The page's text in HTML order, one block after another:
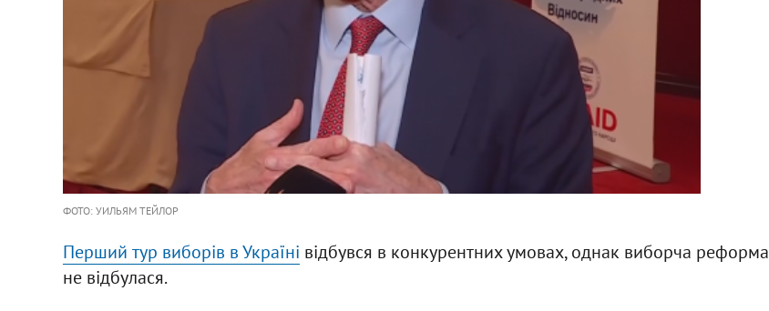
ФОТО: УИЛЬЯМ ТЕЙЛОР
Перший тур виборів в Україні відбувся в конкурентних умовах, однак виборча реформа
не відбулася.